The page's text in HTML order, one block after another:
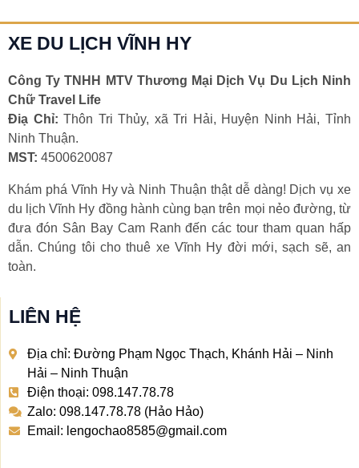
XE DU LỊCH VĨNH HY
Công Ty TNHH MTV Thương Mại Dịch Vụ Du Lịch Ninh
Chữ Travel Life
Điạ Chỉ: Thôn Tri Thủy, xã Tri Hải, Huyện Ninh Hải, Tỉnh
Ninh Thuận.
MST: 4500620087
Khám phá Vĩnh Hy và Ninh Thuận thật dễ dàng! Dịch vụ xe
du lịch Vĩnh Hy đồng hành cùng bạn trên mọi nẻo đường, từ
đưa đón Sân Bay Cam Ranh đến các tour tham quan hấp
dẫn. Chúng tôi cho thuê xe Vĩnh Hy đời mới, sạch sẽ, an
toàn.
LIÊN HỆ
Địa chỉ: Đường Phạm Ngọc Thạch, Khánh Hải – Ninh
Hải – Ninh Thuận
Điện thoại: 098.147.78.78
Zalo: 098.147.78.78 (Hảo Hảo)
Email: lengochao8585@gmail.com